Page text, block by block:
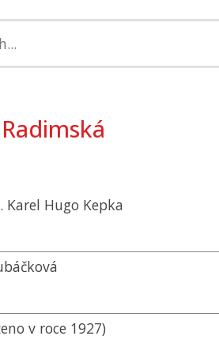
Hugo Kepka
v roce 1927)